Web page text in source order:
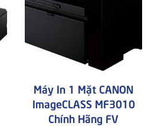
Máy In 1 Mặt CANON
ImageCLASS MF3010
Chính Hãng FV